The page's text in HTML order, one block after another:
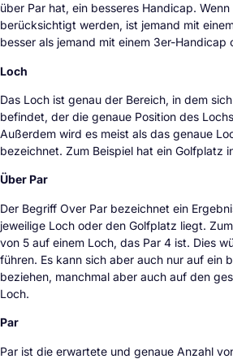
über Par hat, ein besseres Handicap.
berücksichtigt werden, ist jemand mit
besser als jemand mit einem 3er-Handicap
Loch
Das Loch ist genau der Bereich, in dem
befindet, der die genaue Position des
Außerdem wird es meist als das genaue
bezeichnet. Zum Beispiel hat ein Golfplatz
Über Par
Der Begriff Over Par bezeichnet ein
jeweilige Loch oder den Golfplatz liegt.
von 5 auf einem Loch, das Par 4 ist. Dies
führen. Es kann sich aber auch nur auf ein
beziehen, manchmal aber auch auf den
Loch.
Par
Par ist die erwartete und genaue Anzahl